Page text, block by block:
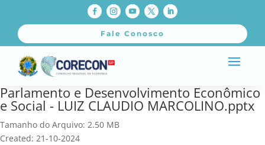
Fale Conosco
Parlamento e Desenvolvimento Econômico
e Social - LUIZ CLAUDIO MARCOLINO.pptx
Tamanho do Arquivo: 2.50 MB
Created: 21-10-2024